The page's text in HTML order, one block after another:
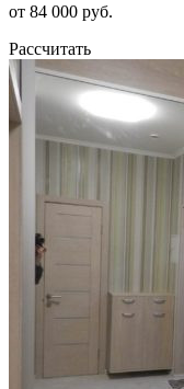
от 84 000 руб.
Рассчитать